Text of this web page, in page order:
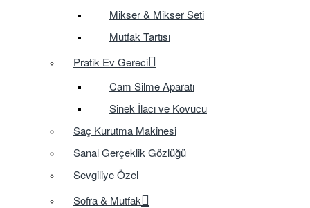
Mikser & Mikser Seti
Mutfak Tartısı
Pratik Ev Gereci
Cam Silme Aparatı
Sinek İlacı ve Kovucu
Saç Kurutma Makinesi
Sanal Gerçeklik Gözlüğü
Sevgiliye Özel
Sofra & Mutfak